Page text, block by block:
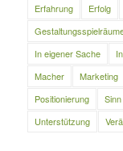
Erfahrung
Erfolg
In eigener Sache
Macher
Marketing
Positionierung
Sinn
Unterstützung